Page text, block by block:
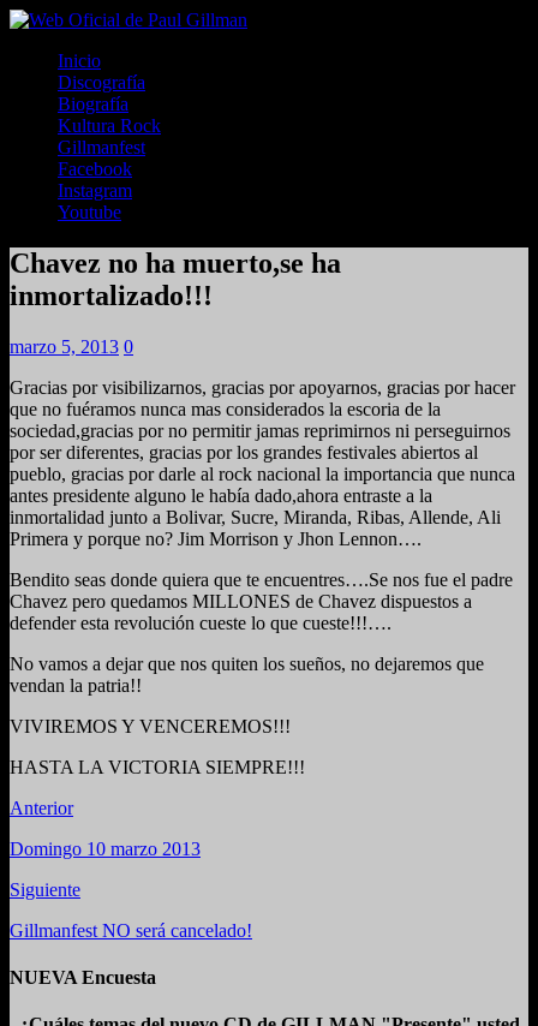
Inicio
Discografía
Biografía
Kultura Rock
Gillmanfest
Facebook
Instagram
Youtube
Chavez no ha muerto,se ha
inmortalizado!!!
marzo 5, 2013 0
Gracias por visibilizarnos, gracias por apoyarnos, gracias por hacer
que no fuéramos nunca mas considerados la escoria de la
sociedad,gracias por no permitir jamas reprimirnos ni perseguirnos
por ser diferentes, gracias por los grandes festivales abiertos al
pueblo, gracias por darle al rock nacional la importancia que nunca
antes presidente alguno le había dado,ahora entraste a la
inmortalidad junto a Bolivar, Sucre, Miranda, Ribas, Allende, Ali
Primera y porque no? Jim Morrison y Jhon Lennon….
Bendito seas donde quiera que te encuentres….Se nos fue el padre
Chavez pero quedamos MILLONES de Chavez dispuestos a
defender esta revolución cueste lo que cueste!!!….
No vamos a dejar que nos quiten los sueños, no dejaremos que
vendan la patria!!
VIVIREMOS Y VENCEREMOS!!!
HASTA LA VICTORIA SIEMPRE!!!
Anterior
Domingo 10 marzo 2013
Siguiente
Gillmanfest NO será cancelado!
NUEVA Encuesta